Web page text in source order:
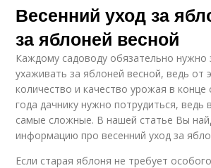
Весенний уход за
за яблоней весной
Каждому садоводу обязательно нужно
ухаживать за яблоней весной, ведь от
количество и качество урожая в конце
года дачнику нужно потрудиться, ведь
самые сложные. В нашей статье Вы
информацию про весенний уход за
Если старая яблоня не требует